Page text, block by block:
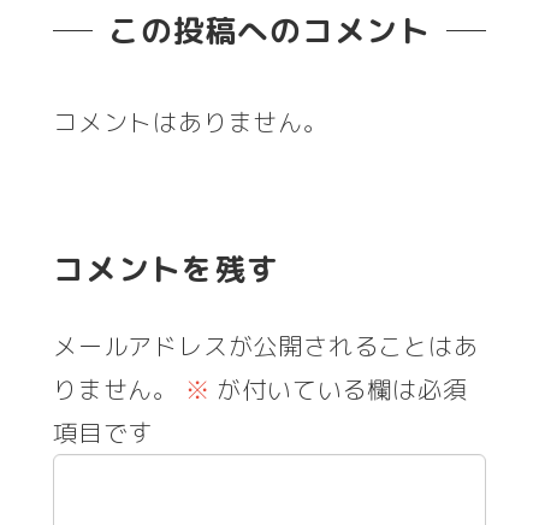
この投稿へのコメント
コメントはありません。
コメントを残す
メールアドレスが公開されることはあ
りません。
※ が付いている欄は必須
項目です